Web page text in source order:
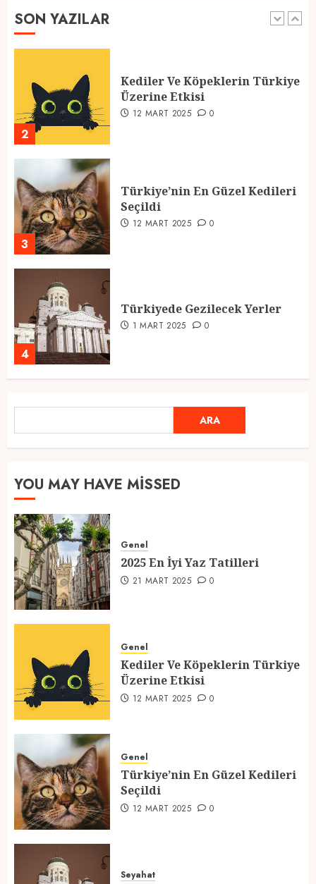
SON YAZILAR
1
2
Kediler Ve Köpeklerin Türkiye
Üzerine Etkisi
12 MART 2025 0
3
Türkiye’nin En Güzel Kedileri
Seçildi
12 MART 2025 0
4
Türkiyede Gezilecek Yerler
1 MART 2025 0
Ramazan Ayı 2025: Manevi
Atmosfer ve Özel Hazırlıklar
1
21 MART 2025
2
Üzerine Etkisi
12 MART 2025 0
3
Seçildi
12 MART 2025 0
1 MART 2025
ARA
YOU MAY HAVE MISSED
Genel
2025 En İyi Yaz Tatilleri
21 MART 2025 0
Genel
Kediler Ve Köpeklerin Türkiye
Üzerine Etkisi
12 MART 2025 0
Genel
Türkiye’nin En Güzel Kedileri
Seçildi
12 MART 2025 0
Seyahat